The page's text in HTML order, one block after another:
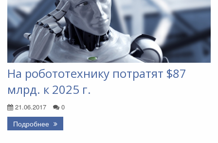
На робототехнику потратят $87
млрд. к 2025 г.
21.06.2017 0
Подробнее